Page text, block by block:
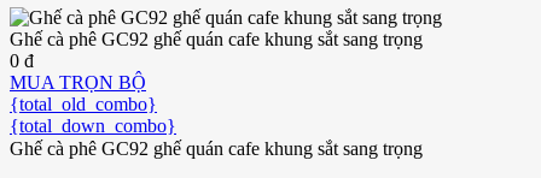
Ghế cà phê GC92 ghế quán cafe khung sắt sang trọng
0 đ
MUA TRỌN BỘ
{total_old_combo}
{total_down_combo}
Ghế cà phê GC92 ghế quán cafe khung sắt sang trọng